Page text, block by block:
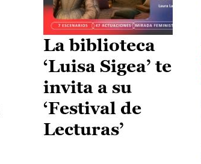
La biblioteca
‘Luisa Sigea’ te
invita a su
‘Festival de
Lecturas’